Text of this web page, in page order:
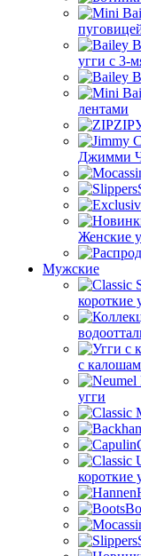
угги с 3-
лентами
ZIP
Джимми
Женские
Мужские
короткие
с
угги
короткие